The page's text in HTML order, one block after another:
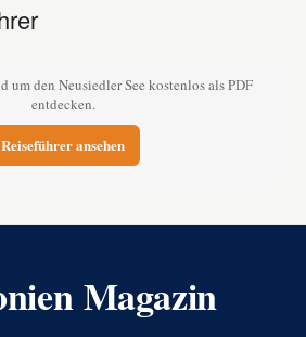
um den Neusiedler See kostenlos als PDF
entdecken.
Reiseführer ansehen
Magazin